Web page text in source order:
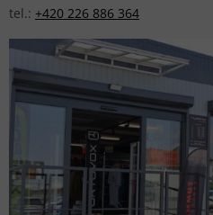
tel.: +420 226 886 364